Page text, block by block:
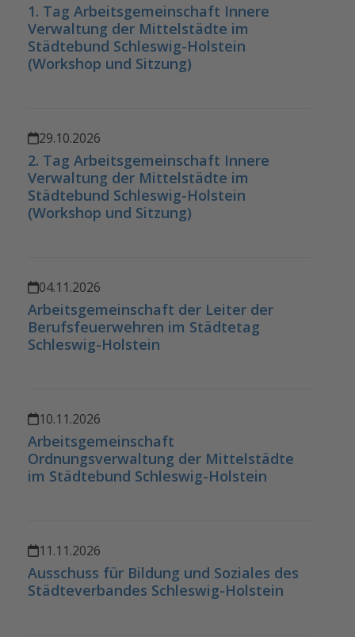
1. Tag Arbeitsgemeinschaft Innere
Verwaltung der Mittelstädte im
Städtebund Schleswig-Holstein
(Workshop und Sitzung)
29.10.2026
2. Tag Arbeitsgemeinschaft Innere
Verwaltung der Mittelstädte im
Städtebund Schleswig-Holstein
(Workshop und Sitzung)
04.11.2026
Arbeitsgemeinschaft der Leiter der
Berufsfeuerwehren im Städtetag
Schleswig-Holstein
10.11.2026
Arbeitsgemeinschaft
Ordnungsverwaltung der Mittelstädte
im Städtebund Schleswig-Holstein
11.11.2026
Ausschuss für Bildung und Soziales des
Städteverbandes Schleswig-Holstein